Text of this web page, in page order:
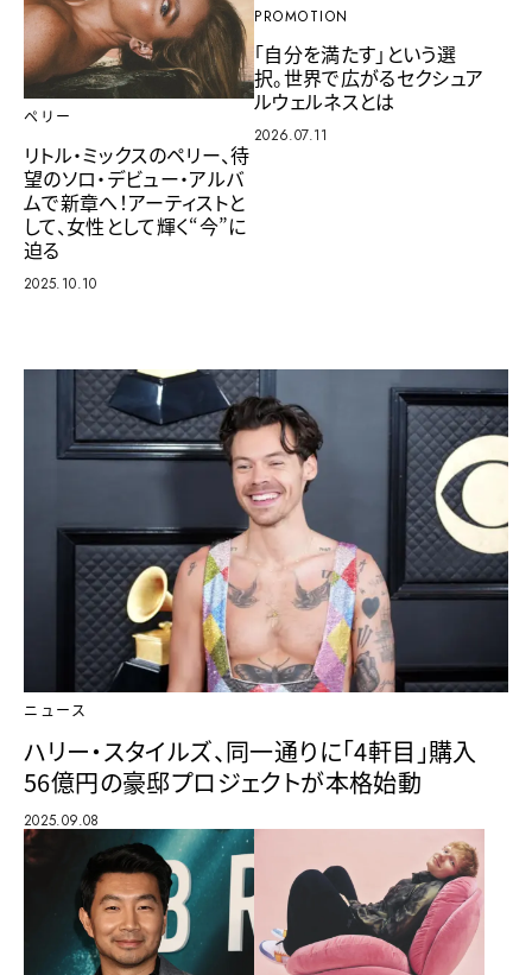
ペリー
リトル・ミックスのペリー、待
望のソロ・デビュー・アルバ
ムで新章へ！アーティストと
して、女性として輝く“今”に
迫る
2025.10.10
PROMOTION
「自分を満たす」という選
択。世界で広がるセクシュア
ルウェルネスとは
2026.07.11
ニュース
ハリー・スタイルズ、同一通りに「4軒目」購入
56億円の豪邸プロジェクトが本格始動
2025.09.08